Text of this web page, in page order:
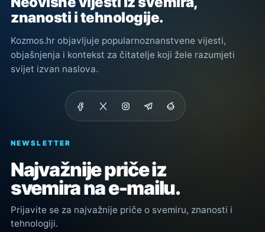
znanosti i tehnologije.
Kozmos.hr objavljuje popularnoznanstvene vijesti,
objašnjenja i kontekst za čitatelje koji žele razumjeti
svijet izvan naslova.
NEWSLETTER
Najvažnije priče iz
svemira na e-mailu.
Prijavite se za najvažnije priče o svemiru, znanosti i
tehnologiji.